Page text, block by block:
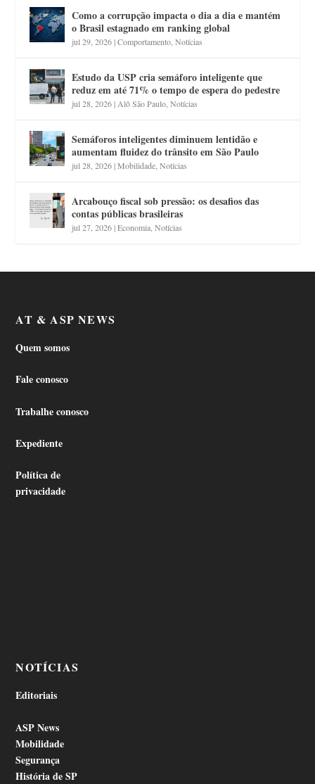
Como a corrupção impacta o dia a dia e mantém
o Brasil estagnado em ranking global
jul 29, 2026|Comportamento ,Notícias
Estudo da USP cria semáforo inteligente que
reduz em até 71% o tempo de espera do pedestre
jul 28, 2026| Alô São Paulo ,Notícias
Semáforos inteligentes diminuem lentidão e
aumentam fluidez do trânsito em São Paulo
jul 28, 2026|Mobilidade ,Notícias
Arcabouço fiscal sob pressão: os desafios das
contas públicas brasileiras
jul 27, 2026|Economia ,Notícias
AT & ASP NEWS
Quem somos
Fale conosco
Trabalhe conosco
Expediente
Política de
privacidade
NOTÍCIAS
Editoriais
ASP News
Mobilidade
Segurança
História de SP